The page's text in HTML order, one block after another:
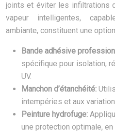
joints et éviter les infiltrations
vapeur intelligentes,
ambiante, constituent une
Bande adhésive
spécifique pour isolation,
UV.
Manchon d’étanchéité:
intempéries et aux
Peinture hydrofuge:
une protection optimale,